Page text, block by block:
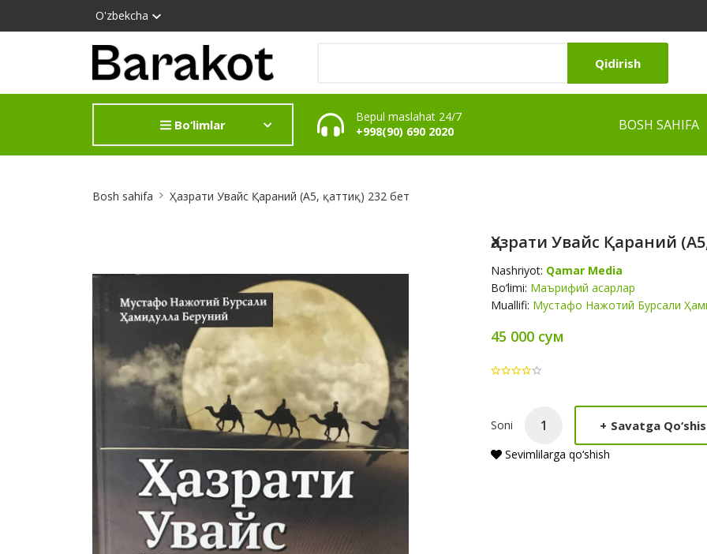
O'zbekcha
Qidirish
Bo‘limlar
Bepul maslahat 24/7
+998(90) 690 2020
BOSH SAHIFA
Bosh sahifa Ҳазрати Увайс Қараний (А5, қаттиқ) 232 бет
Ҳазрати Увайс Қараний
Nashriyot: Qamar Media
Bo‘limi: Маърифий асарлар
Muallifi: Мустафо Нажотий Бурсали
45 000 сум
Product
Soni + Savatga
Sevimlilarga qo‘shish